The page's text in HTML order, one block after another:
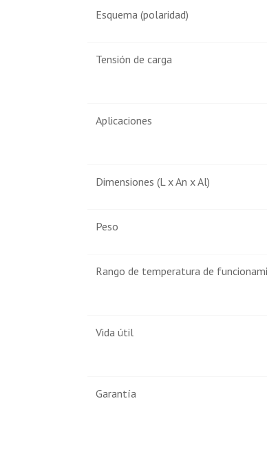
Esquema (polaridad)
Tensión de carga
Aplicaciones
Dimensiones (L x An x Al)
Peso
Rango de temperatura de
Vida útil
Garantía